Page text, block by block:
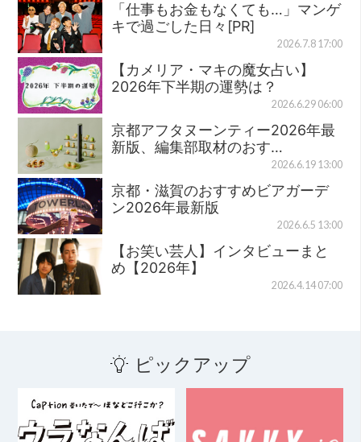
「仕事もお金もなくても…」マンゲ
キで過ごした日々[PR]
2026.7.8 17:00
【カメリア・マキの魔女占い】
2026年下半期の運勢は？
2026.6.29 06:00
京都アフタヌーンティー2026年最
新版、編集部取材のおす…
2026.6.19 13:00
京都・滋賀のおすすめビアガーデ
ン2026年最新版
2026.6.5 13:00
【お笑い芸人】インタビューまと
め【2026年】
2026.4.14 07:00
ピックアップ